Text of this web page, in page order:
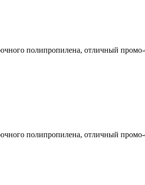
полипропилена, отличный
полипропилена, отличный